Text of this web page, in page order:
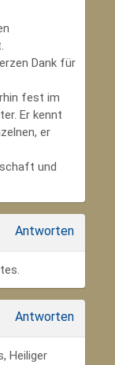
Dank für
fest im
Er kennt
er
und
Antworten
Antworten
Heiliger